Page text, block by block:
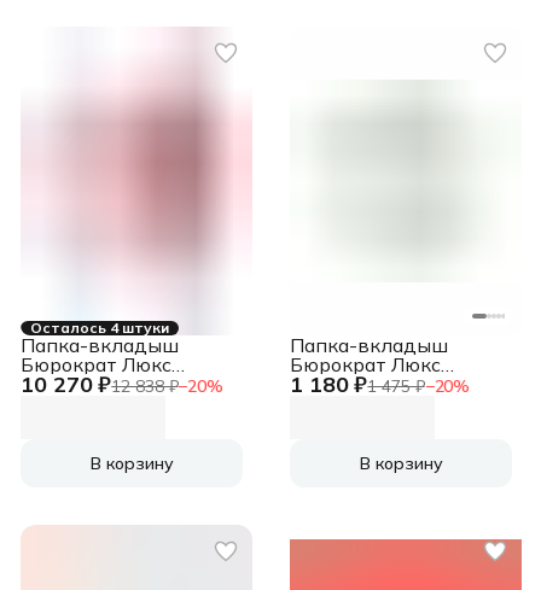
Осталось 4 штуки
10 270 ₽12 838 ₽−20%
Папка-вкладыш
Бюрократ Люкс
013GFLUX глянцевые
В корзину
1 180 ₽1 475 ₽−20%
Папка-вкладыш
Бюрократ Люкс
013BKLUX тисненые
В корзину